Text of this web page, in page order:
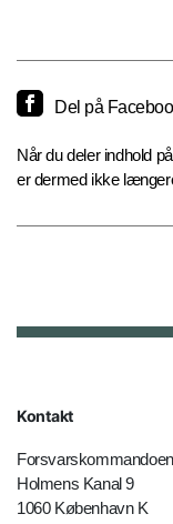
Del på
Når du deler indhold
er dermed ikke
Kontakt
Forsvarskommandoen
Holmens Kanal 9
1060 København K